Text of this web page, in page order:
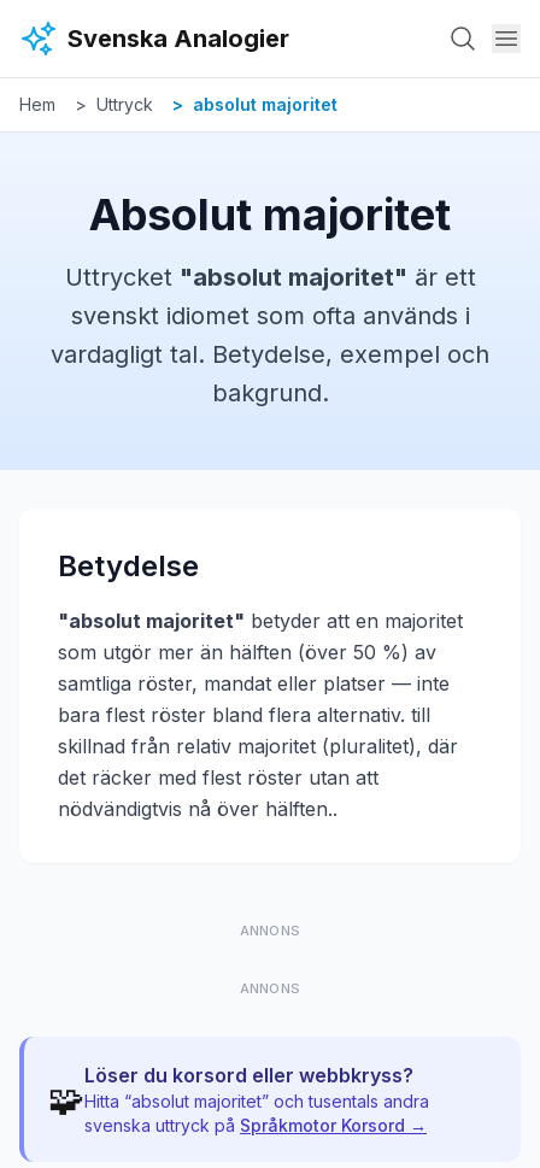
Svenska Analogier
Hem Uttryck absolut majoritet
Absolut majoritet
Uttrycket "absolut majoritet" är ett
svenskt idiomet som ofta används i
vardagligt tal. Betydelse, exempel och
bakgrund.
Betydelse
"absolut majoritet" betyder att en majoritet
som utgör mer än hälften (över 50 %) av
samtliga röster, mandat eller platser — inte
bara flest röster bland flera alternativ. till
skillnad från relativ majoritet (pluralitet), där
det räcker med flest röster utan att
nödvändigtvis nå över hälften..
ANNONS
ANNONS
🧩
Löser du korsord eller webbkryss?
Hitta “absolut majoritet” och tusentals andra
svenska uttryck på Språkmotor Korsord →